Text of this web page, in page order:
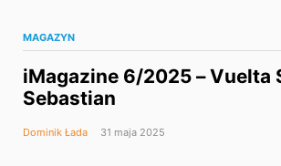
MAGAZYN
iMagazine 6/2025 – Vuelta
Sebastian
Dominik Łada 31 maja 2025